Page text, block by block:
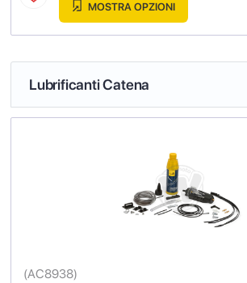
MOSTRA OPZIONI
Lubrificanti Catena
(AC8938)